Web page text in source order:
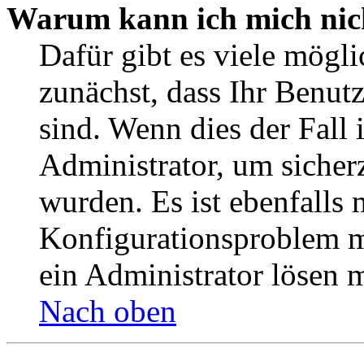
Warum kann ich mich
Dafür gibt es viele
zunächst, dass Ihr
sind. Wenn dies der Fall
Administrator, um
wurden. Es ist ebenfalls
Konfigurationsproblem
ein Administrator lösen
Nach oben